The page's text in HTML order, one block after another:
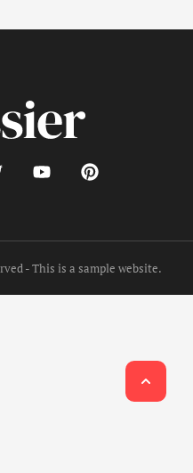
- This is a sample website.